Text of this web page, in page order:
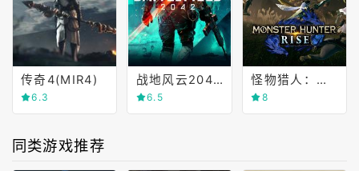
传奇4(MIR4)
6.3
战地风云2042(Battlefield 2042)
6.5
怪物猎人：崛起(Monster Hunter Rise)
8
同类游戏推荐